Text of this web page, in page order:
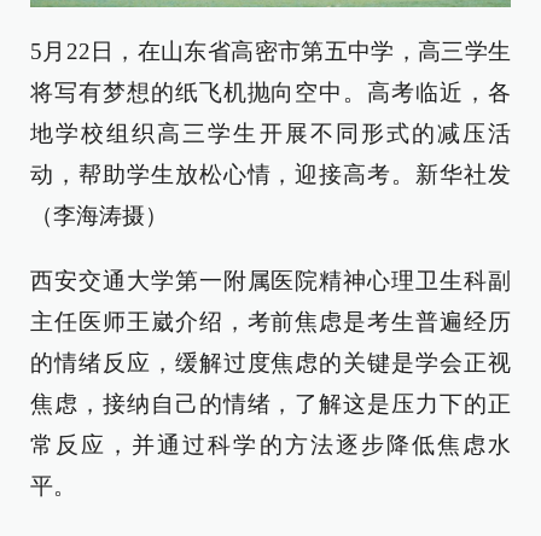
5月22日，在山东省高密市第五中学，高三学生
将写有梦想的纸飞机抛向空中。高考临近，各
地学校组织高三学生开展不同形式的减压活
动，帮助学生放松心情，迎接高考。新华社发
（李海涛摄）
西安交通大学第一附属医院精神心理卫生科副
主任医师王崴介绍，考前焦虑是考生普遍经历
的情绪反应，缓解过度焦虑的关键是学会正视
焦虑，接纳自己的情绪，了解这是压力下的正
常反应，并通过科学的方法逐步降低焦虑水
平。